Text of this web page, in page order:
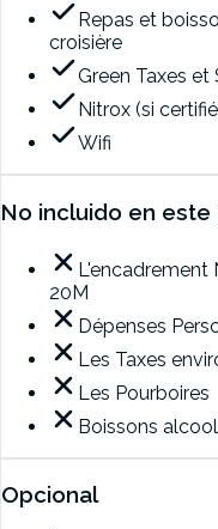
Repas et
croisière
Green Taxes et
Nitrox (si
Wifi
No incluido en este
L'encadrement
20M
Dépenses
Les Taxes
Les Pourboires
Boissons
Opcional